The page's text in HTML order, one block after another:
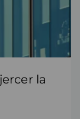
la